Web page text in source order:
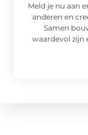
Meld je nu aan
anderen en
Samen
waardevol zijn